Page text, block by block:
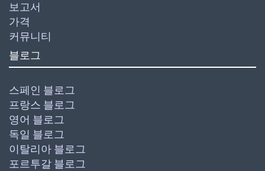
보고서
가격
커뮤니티
블로그
스페인 블로그
프랑스 블로그
영어 블로그
독일 블로그
이탈리아 블로그
포르투갈 블로그